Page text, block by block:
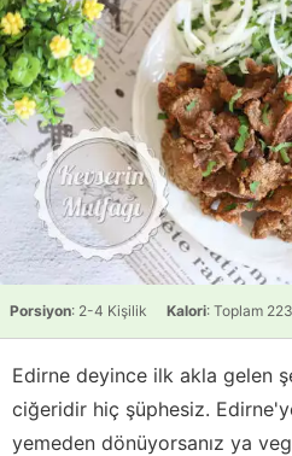
Porsiyon: 2-4 Kişilik Kalori: Toplam
Edirne deyince ilk akla gelen
ciğeridir hiç şüphesiz.
yemeden dönüyorsanız ya